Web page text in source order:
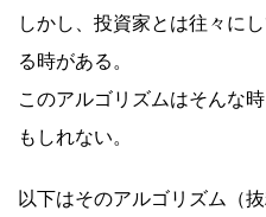
しかし、投資家とは往々に
る時がある。
このアルゴリズムはそんな
もしれない。
以下はそのアルゴリズム（